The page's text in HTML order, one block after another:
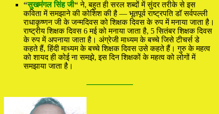
“सुखमंगल सिंह जी“ने, बहुत ही सरल शब्दों में सुंदर तरीके से इस
कविता में समझाने की कोशिश की है — भूतपूर्व राष्ट्रपति डॉ सर्वपल्ली
राधाकृष्णन जी के जन्मदिवस को शिक्षक दिवस के रुप में मनाया जाता है।
राष्ट्रीय शिक्षक दिवस 6 मई को मनाया जाता है, 5 सितंबर शिक्षक दिवस
के रुप में अपनाया जाता है। अंग्रेजी माध्यम के बच्चे जिसे टीचर्स डे
कहते हैं, हिंदी माध्यम के बच्चे शिक्षक दिवस उसे कहते हैं। गुरु के महत्व
को शायद ही कोई ना समझे, इस दिन शिक्षकों के महत्व को लोगों में
समझाया जाता है।
—————